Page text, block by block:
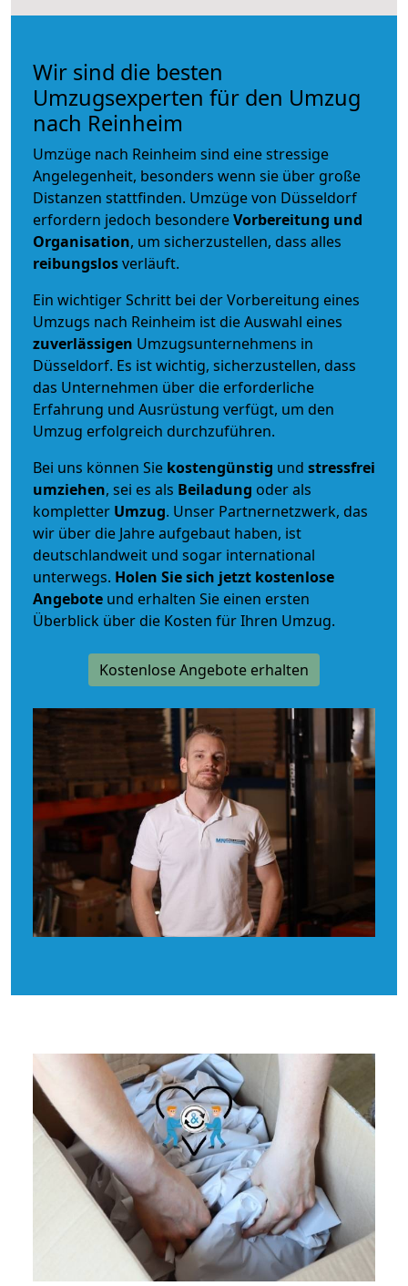
Wir sind die besten
Umzugsexperten für den Umzug
nach Reinheim
Umzüge nach Reinheim sind eine stressige
Angelegenheit, besonders wenn sie über große
Distanzen stattfinden. Umzüge von Düsseldorf
erfordern jedoch besondereVorbereitung und
Organisation, um sicherzustellen, dass alles
reibungslosverläuft.
Ein wichtiger Schritt bei der Vorbereitung eines
Umzugs nach Reinheim ist die Auswahl eines
zuverlässigen Umzugsunternehmens in
Düsseldorf. Es ist wichtig, sicherzustellen, dass
das Unternehmen über die erforderliche
Erfahrung und Ausrüstung verfügt, um den
Umzug erfolgreich durchzuführen.
Bei uns können Sie kostengünstig und stressfrei
umziehen, sei es als Beiladung oder als
kompletter Umzug. Unser Partnernetzwerk, das
wir über die Jahre aufgebaut haben, ist
deutschlandweit und sogar international
unterwegs. Holen Sie sich jetzt kostenlose
Angebote und erhalten Sie einen ersten
Überblick über die Kosten für Ihren Umzug.
Kostenlose Angebote erhalten